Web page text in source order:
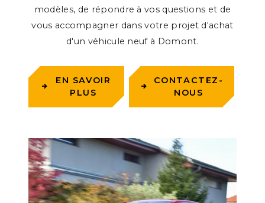
modèles, de répondre à vos questions et de
vous accompagner dans votre projet d'achat
d'un véhicule neuf à Domont.
EN SAVOIR
PLUS
CONTACTEZ-
NOUS